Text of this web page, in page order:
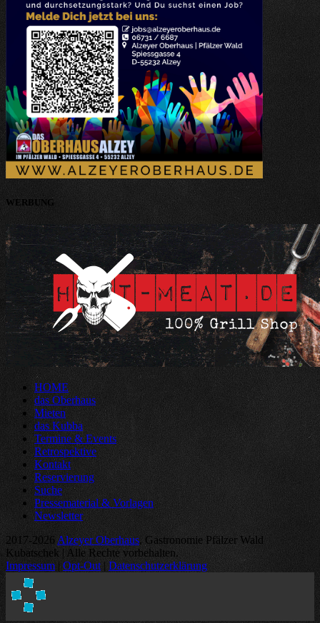
WERBUNG
HOME
das Oberhaus
Mieten
das Kubba
Termine & Events
Retrospektive
Kontakt
Reservierung
Suche
Pressematerial & Vorlagen
Newsletter
2017-2026 Alzeyer Oberhaus, Gastronomie Pfälzer Wald
Kubatschek | Alle Rechte vorbehalten.
Impressum | Opt-Out | Datenschutzerklärung